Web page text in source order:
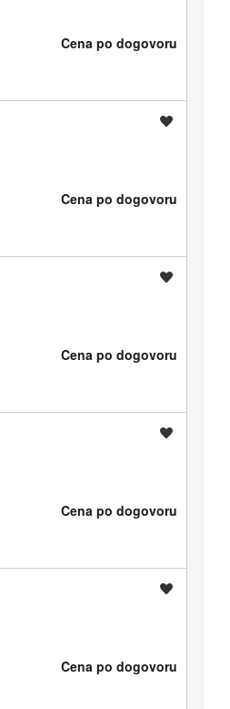
Cena po dogovoru
Cena po dogovoru
Cena po dogovoru
Cena po dogovoru
Cena po dogovoru